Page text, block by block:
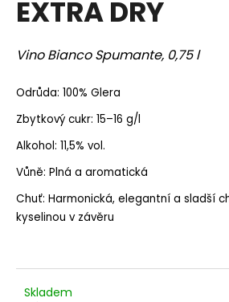
EXTRA DRY
Vino Bianco Spumante, 0,75 l
Odrůda: 100% Glera
Zbytkový cukr: 15–16 g/l
Alkohol: 11,5% vol.
Vůně: Plná a aromatická
Chuť: Harmonická, elegantní a sladší
kyselinou v závěru
Skladem
a
í
t
?
o
p